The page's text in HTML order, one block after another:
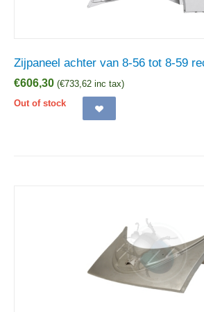
Zijpaneel achter van 8-56 tot 8-59
€606,30 (€733,62 inc tax)
Out of stock